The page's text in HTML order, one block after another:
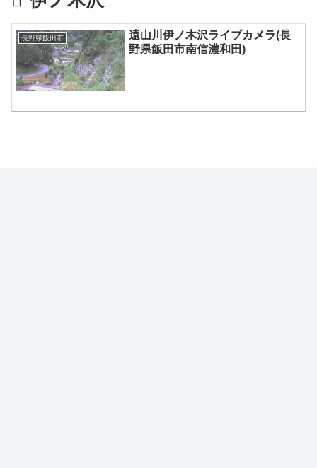
長野県飯田市
遠山川伊ノ木沢ライブカメラ(長
野県飯田市南信濃和田)